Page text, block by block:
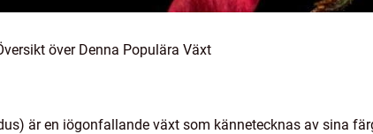
över Denna Populära Växt
är en iögonfallande växt som kännetecknas av sina